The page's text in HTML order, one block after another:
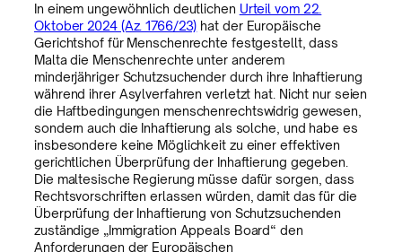
In einem ungewöhnlich deutlichen Urteil vom 22.
Oktober 2024 (Az. 1766/23) hat der Europäische
Gerichtshof für Menschenrechte festgestellt, dass
Malta die Menschenrechte unter anderem
minderjähriger Schutzsuchender durch ihre Inhaftierung
während ihrer Asylverfahren verletzt hat. Nicht nur seien
die Haftbedingungen menschenrechtswidrig gewesen,
sondern auch die Inhaftierung als solche, und habe es
insbesondere keine Möglichkeit zu einer effektiven
gerichtlichen Überprüfung der Inhaftierung gegeben.
Die maltesische Regierung müsse dafür sorgen, dass
Rechtsvorschriften erlassen würden, damit das für die
Überprüfung der Inhaftierung von Schutzsuchenden
zuständige „Immigration Appeals Board“ den
Anforderungen der Europäischen